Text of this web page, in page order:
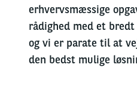
erhvervsmæssige
rådighed med et
og vi er parate til at
den bedst mulige